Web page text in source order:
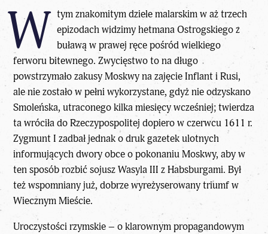
W tym znakomitym dziele malarskim w aż trzech
epizodach widzimy hetmana Ostrogskiego z
buławą w prawej ręce pośród wielkiego
ferworu bitewnego. Zwycięstwo to na długo
powstrzymało zakusy Moskwy na zajęcie Inflant i Rusi,
ale nie zostało w pełni wykorzystane, gdyż nie odzyskano
Smoleńska, utraconego kilka miesięcy wcześniej; twierdza
ta wróciła do Rzeczypospolitej dopiero w czerwcu 1611 r.
Zygmunt I zadbał jednak o druk gazetek ulotnych
informujących dwory obce o pokonaniu Moskwy, aby w
ten sposób rozbić sojusz Wasyla III z Habsburgami. Był
też wspomniany już, dobrze wyreżyserowany triumf w
Wiecznym Mieście.
Uroczystości rzymskie – o klarownym propagandowym